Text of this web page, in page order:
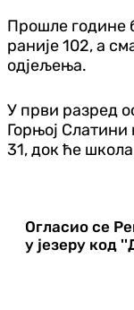
Прошле године
раније 102, а
одјељења.
У први разред
Горњој
31, док ће
Огласио се
у језеру код